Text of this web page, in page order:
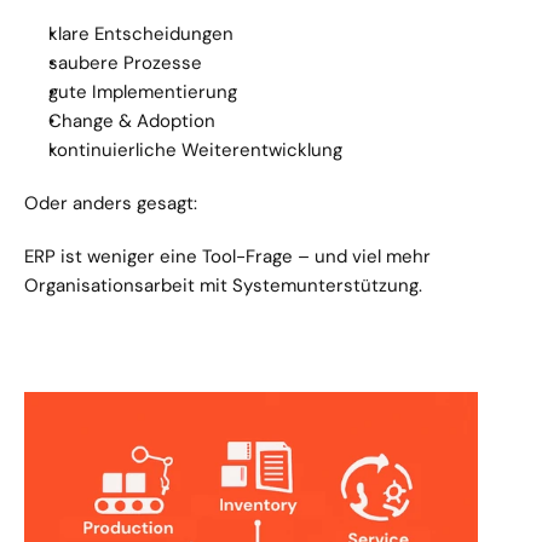
klare Entscheidungen
saubere Prozesse
gute Implementierung
Change & Adoption
kontinuierliche Weiterentwicklung
Oder anders gesagt:
ERP ist weniger eine Tool-Frage – und viel mehr
Organisationsarbeit mit Systemunterstützung.